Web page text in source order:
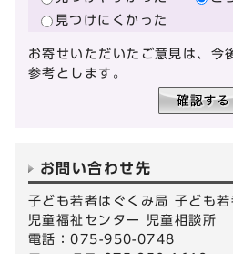
見つけにくかった
お寄せいただいたご意見は、今
参考とします。
お問い合わせ先
子ども若者はぐくみ局 子ども若
児童福祉センター 児童相談所
電話：075-950-0748